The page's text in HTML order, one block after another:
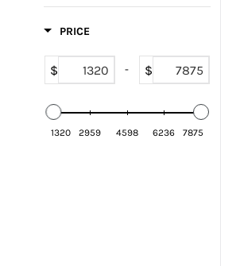
PRICE
$ - $
1320 2959 4598 6236 7875